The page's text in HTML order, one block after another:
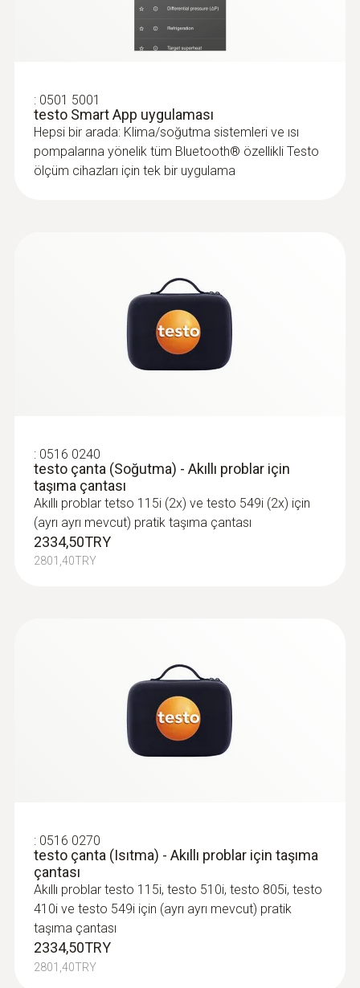
testo 560i set - Bluetooth'lu ®
terazisi ve akıllı valf
Akıllı valf sayesinde hedef aşırı kızdırma, aşırı
: 0501 5001
testo Smart App uygulaması
Hepsi bir arada: Klima/soğutma sistemleri ve ısı
pompalarına yönelik tüm Bluetooth® özellikli Testo
ölçüm cihazları için tek bir uygulama
: 0516 0240
testo çanta (Soğutma) - Akıllı problar için
taşıma çantası
Akıllı problar tetso 115i (2x) ve testo 549i (2x) için
(ayrı ayrı mevcut) pratik taşıma çantası
2334,50TRY
2801,40TRY
: 0516 0270
testo çanta (Isıtma) - Akıllı problar için taşıma
çantası
Akıllı problar testo 115i, testo 510i, testo 805i, testo
410i ve testo 549i için (ayrı ayrı mevcut) pratik
taşıma çantası
2334,50TRY
2801,40TRY